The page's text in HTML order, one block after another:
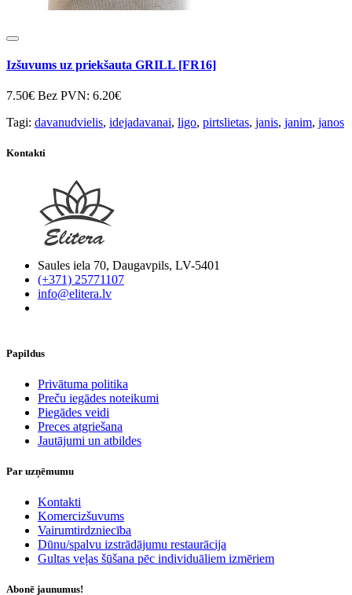
Izšuvums uz priekšauta GRILL [FR16]
7.50€ Bez PVN: 6.20€
Tagi: davanudvielis, idejadavanai, ligo, pirtslietas, janis, janim, janos
Kontakti
Saules iela 70, Daugavpils, LV-5401
(+371) 25771107
info@elitera.lv
Papildus
​Privātuma politika
Preču iegādes noteikumi
Piegādes veidi
Preces atgriešana
Jautājumi un atbildes
Par uzņēmumu
Kontakti
Komercizšuvums
Vairumtirdzniecība
Dūnu/spalvu izstrādājumu restaurācija
Gultas veļas šūšana pēc individuāliem izmēriem
Abonē jaunumus!